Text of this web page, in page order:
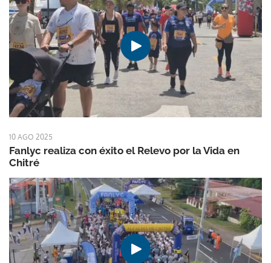
10 AGO 2025
Fanlyc realiza con éxito el Relevo por la Vida en
Chitré